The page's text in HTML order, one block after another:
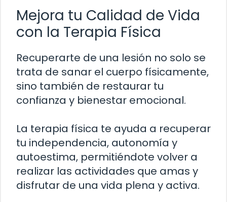
Mejora tu Calidad de Vida
con la Terapia Física
Recuperarte de una lesión no solo se
trata de sanar el cuerpo físicamente,
sino también de restaurar tu
confianza y bienestar emocional.
La terapia física te ayuda a recuperar
tu independencia, autonomía y
autoestima, permitiéndote volver a
realizar las actividades que amas y
disfrutar de una vida plena y activa.